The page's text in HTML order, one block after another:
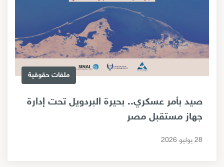
ملفات حقوقية
صيد بأمر عسكري.. بحيرة البردويل تحت إدارة
جهاز مستقبل مصر
28 يوليو 2026